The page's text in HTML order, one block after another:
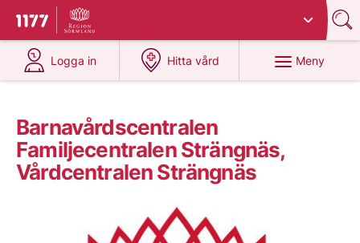
Till startsidan för 1177
Du har valt region
Logga in
på 1177.se
Hitta vård
på 1177.se
Meny
Barnavårdscentralen
Familjecentralen Strängnäs,
Vårdcentralen Strängnäs